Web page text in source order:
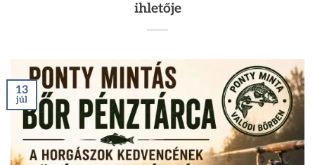
ihletője
13
júl